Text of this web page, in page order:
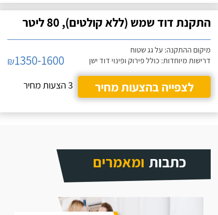
התקנת דוד שמש (ללא קולטים), 80 ליטר
מיקום ההתקנה: על גג שטוח
דרישות מיוחדות: כולל פירוק ופינוי דוד ישן
₪1350-1600
לצפייה בהצעות מחיר
3 הצעות מחיר
כתבות ומאמרים